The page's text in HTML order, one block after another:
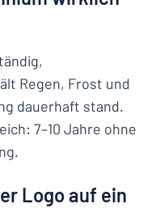
Regen, Frost und
dauerhaft stand.
7–10 Jahre ohne
Logo auf ein